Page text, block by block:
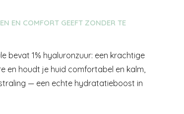
EN COMFORT GEEFT ZONDER TE
bevat 1% hyaluronzuur: een krachtige
en houdt je huid comfortabel en kalm,
— een echte hydratatieboost in